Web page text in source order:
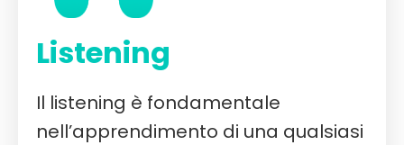
Listening
Il listening è fondamentale
nell’apprendimento di una qualsiasi